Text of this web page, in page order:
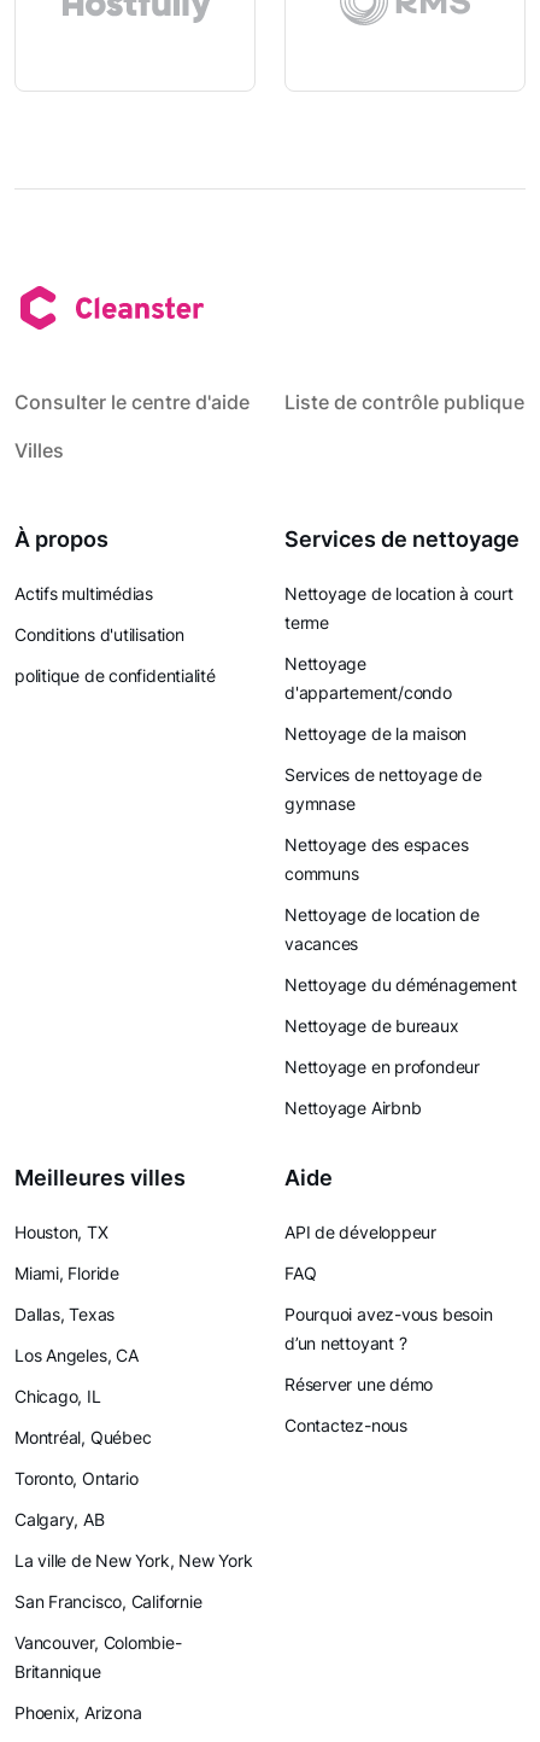
Consulter le centre d'aide
Liste de contrôle publique
Villes
À propos
Actifs multimédias
Conditions d'utilisation
politique de confidentialité
Services de nettoyage
Nettoyage de location à court
terme
Nettoyage
d'appartement/condo
Nettoyage de la maison
Services de nettoyage de
gymnase
Nettoyage des espaces
communs
Nettoyage de location de
vacances
Nettoyage du déménagement
Nettoyage de bureaux
Nettoyage en profondeur
Nettoyage Airbnb
Meilleures villes
Houston, TX
Miami, Floride
Dallas, Texas
Los Angeles, CA
Chicago, IL
Montréal, Québec
Toronto, Ontario
Calgary, AB
La ville de New York, New York
San Francisco, Californie
Vancouver, Colombie-
Britannique
Phoenix, Arizona
Aide
API de développeur
FAQ
Pourquoi avez-vous besoin
d’un nettoyant ?
Réserver une démo
Contactez-nous